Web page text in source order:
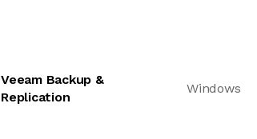
Veeam Backup &
Replication
Windows